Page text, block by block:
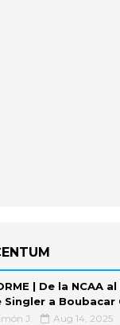
| De la NCAA
Singler a Boubacar
J. Aug 14, 2025